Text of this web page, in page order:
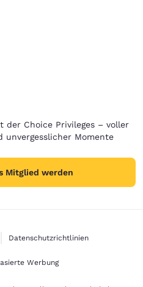
der Choice Privileges – voller
unvergesslicher Momente
Mitglied werden
Datenschutzrichtlinien
Werbung